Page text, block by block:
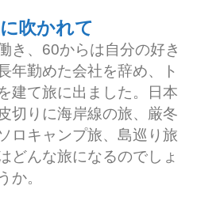
吹かれて
き、60からは自分の好き
年勤めた会社を辞め、ト
建て旅に出ました。日本
切りに海岸線の旅、厳冬
ロキャンプ旅、島巡り旅
どんな旅になるのでしょ
うか。